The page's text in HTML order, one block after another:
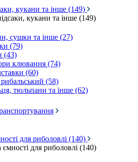
кукани та інше (149)
кукани та інше (149)
сушки та інше (27)
(79)
(43)
клювання (74)
(60)
(58)
тюльпани та інше (62)
для риболовлі (140)
ємності для риболовлі (140)